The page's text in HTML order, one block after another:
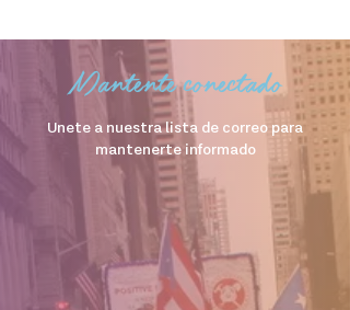
Mantente conectado
Unete a nuestra lista de correo para
mantenerte informado